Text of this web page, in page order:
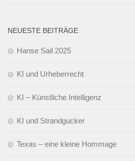
NEUESTE BEITRÄGE
Hanse Sail 2025
KI und Urheberrecht
KI – Künstliche Intelligenz
KI und Strandgucker
Texas – eine kleine Hommage